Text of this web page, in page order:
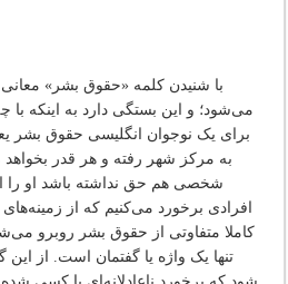
با شنیدن کلمه «حقوق بشر»
می‌شود؛ و این بستگی دارد به اینکه
برای یک نوجوان انگلیسی حقوق بشر
به مرکز شهر رفته و هر قدر
شخصی هم حق نداشته باشد او را از
افرادی برخورد می‌کنیم که از
کاملا متفاوتی از حقوق بشر روبرو
تنها یک واژه یا گفتمان است. از